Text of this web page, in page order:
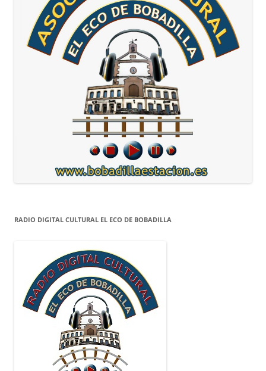
RADIO DIGITAL CULTURAL EL ECO DE BOBADILLA